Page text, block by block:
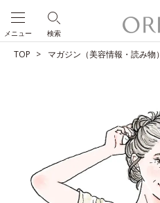
検索
メニュー
TOP マガジン（美容情報・読み物）